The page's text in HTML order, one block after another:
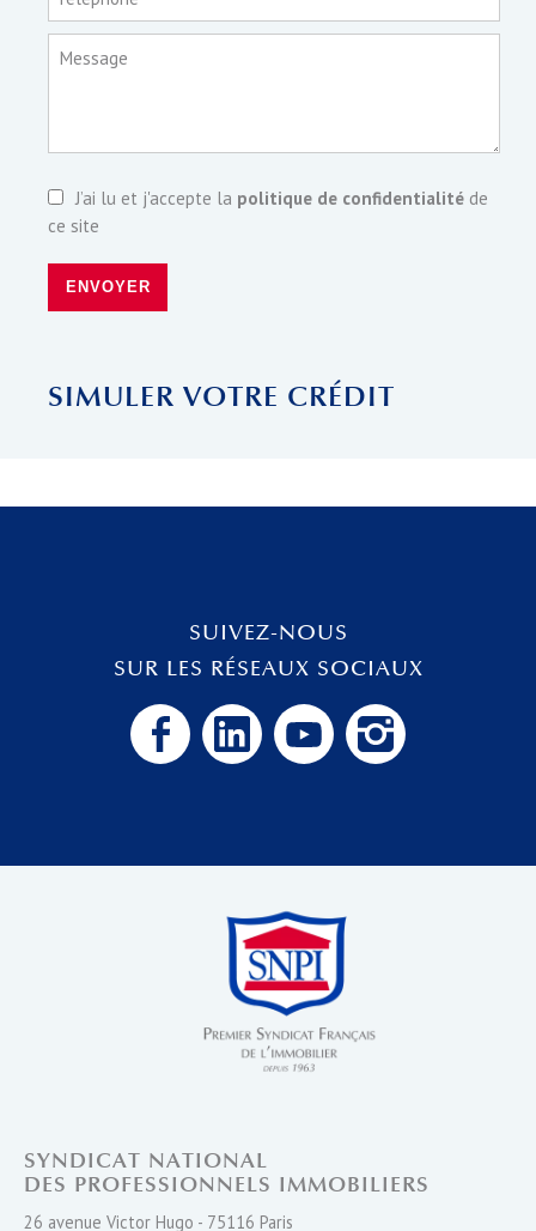
Message
J’ai lu et j'accepte la politique de confidentialité de
ce site
ENVOYER
SIMULER VOTRE CRÉDIT
SYNDICAT NATIONAL
DES PROFESSIONNELS IMMOBILIERS
26 avenue Victor Hugo - 75116 Paris
SUIVEZ-NOUS
SUR LES RÉSEAUX SOCIAUX